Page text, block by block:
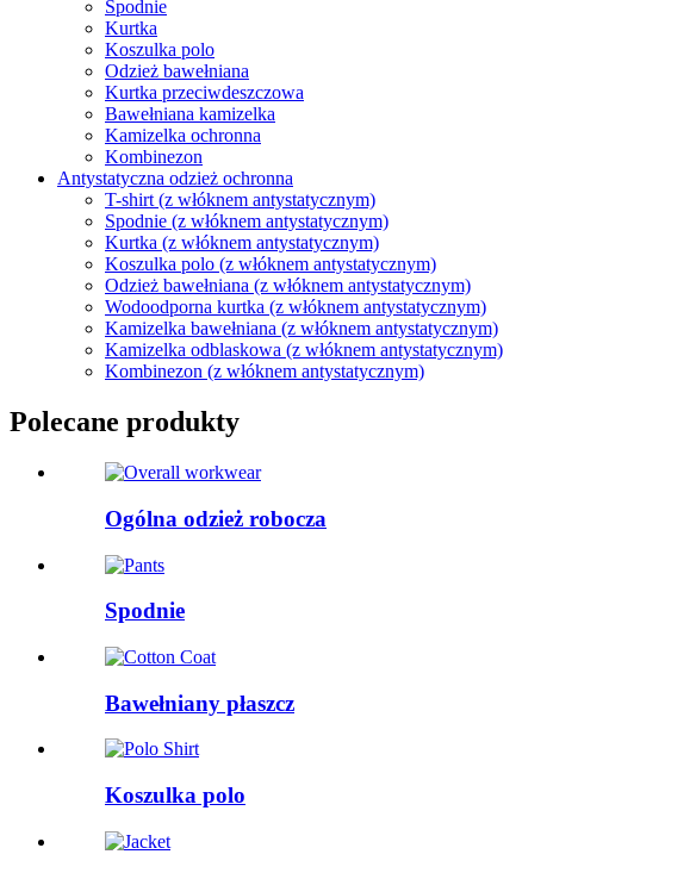
Spodnie
Kurtka
Koszulka polo
Odzież bawełniana
Kurtka przeciwdeszczowa
Bawełniana kamizelka
Kamizelka ochronna
Kombinezon
Antystatyczna odzież ochronna
T-shirt (z włóknem antystatycznym)
Spodnie (z włóknem antystatycznym)
Kurtka (z włóknem antystatycznym)
Koszulka polo (z włóknem antystatycznym)
Odzież bawełniana (z włóknem antystatycznym)
Wodoodporna kurtka (z włóknem antystatycznym)
Kamizelka bawełniana (z włóknem antystatycznym)
Kamizelka odblaskowa (z włóknem antystatycznym)
Kombinezon (z włóknem antystatycznym)
Polecane produkty
Ogólna odzież robocza
Spodnie
Bawełniany płaszcz
Koszulka polo